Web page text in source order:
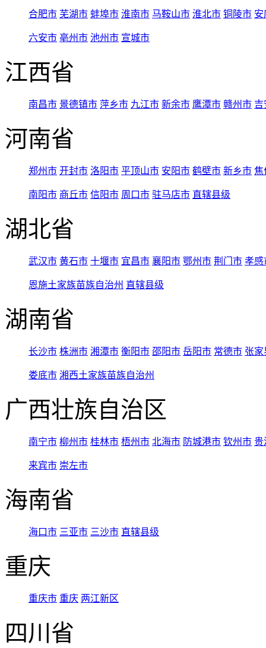
合肥市 芜湖市 蚌埠市 淮南市 马鞍山市 淮北市 铜陵市 安
六安市 亳州市 池州市 宣城市
江西省
南昌市 景德镇市 萍乡市 九江市 新余市 鹰潭市 赣州市 吉
河南省
郑州市 开封市 洛阳市 平顶山市 安阳市 鹤壁市 新乡市 焦
南阳市 商丘市 信阳市 周口市 驻马店市 直辖县级
湖北省
武汉市 黄石市 十堰市 宜昌市 襄阳市 鄂州市 荆门市 孝感
恩施土家族苗族自治州 直辖县级
湖南省
长沙市 株洲市 湘潭市 衡阳市 邵阳市 岳阳市 常德市 张家
娄底市 湘西土家族苗族自治州
广西壮族自治区
南宁市 柳州市 桂林市 梧州市 北海市 防城港市 钦州市 贵
来宾市 崇左市
海南省
海口市 三亚市 三沙市 直辖县级
重庆
重庆市 重庆 两江新区
四川省